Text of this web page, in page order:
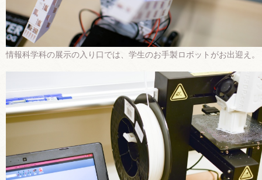
情報科学科の展示の入り口では、学生のお手製ロボットがお出迎え。